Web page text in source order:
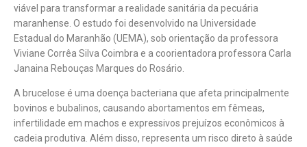
viável para transformar a realidade sanitária da pecuária
maranhense. O estudo foi desenvolvido na Universidade
Estadual do Maranhão (UEMA), sob orientação da professora
Viviane Corrêa Silva Coimbra e a coorientadora professora Carla
Janaina Rebouças Marques do Rosário.
A brucelose é uma doença bacteriana que afeta principalmente
bovinos e bubalinos, causando abortamentos em fêmeas,
infertilidade em machos e expressivos prejuízos econômicos à
cadeia produtiva. Além disso, representa um risco direto à saúde